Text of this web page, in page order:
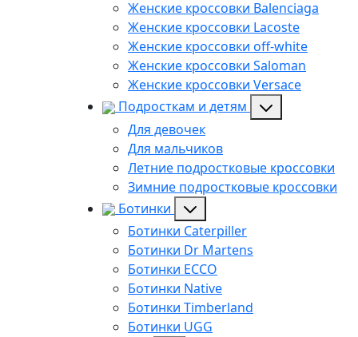
Женские кроссовки Balenciaga
Женские кроссовки Lacoste
Женские кроссовки off-white
Женские кроссовки Saloman
Женские кроссовки Versace
Подросткам и детям
Для девочек
Для мальчиков
Летние подростковые кроссовки
Зимние подростковые кроссовки
Ботинки
Ботинки Caterpiller
Ботинки Dr Martens
Ботинки ECCO
Ботинки Native
Ботинки Timberland
Ботинки UGG